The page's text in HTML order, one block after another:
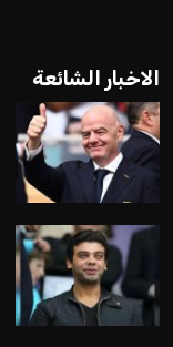
الاخبار الشائعة